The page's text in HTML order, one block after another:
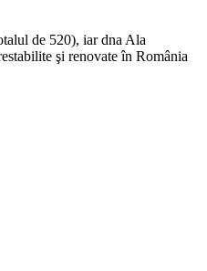
de 520), iar dna Ala
şi renovate în România